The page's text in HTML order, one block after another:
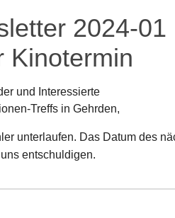
2024-01
Kinotermin
und Interessierte
Treffs in Gehrden,
unterlaufen. Das Datum des
entschuldigen.